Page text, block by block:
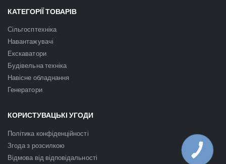
КАТЕГОРІЇ ТОВАРІВ
Сільгосптехніка
Навантажувачі
Екскаватори
Будівельна техніка
Навісне обладнання
Генератори
КОРИСТУВАЦЬКІ УГОДИ
Політика конфіденційності
Згода з розсилкою
Відмова від відповідальності
КНОПКА
ЗВ'ЯЗКУ